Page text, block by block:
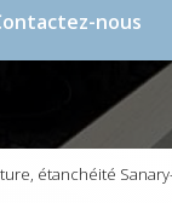
nous
étanchéité